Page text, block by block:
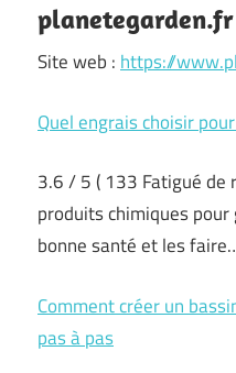
planetegarden.fr
Site web : https://
Quel engrais choisir
3.6 / 5 ( 133 Fatigué de
produits chimiques
bonne santé et les
Comment créer un
pas à pas